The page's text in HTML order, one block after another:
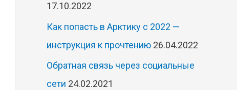
17.10.2022
Как попасть в Арктику с 2022 —
инструкция к прочтению 26.04.2022
Обратная связь через социальные
сети 24.02.2021